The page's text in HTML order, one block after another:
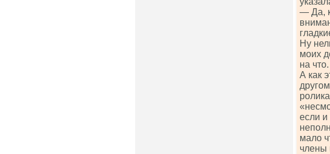
— Да,
Ну
моих
на
А как
если
мало
члены